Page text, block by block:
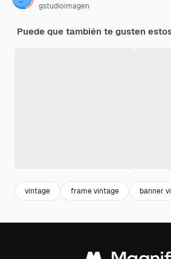
gstudioimagen
Puede que también te gusten
vintage frame vintage banner